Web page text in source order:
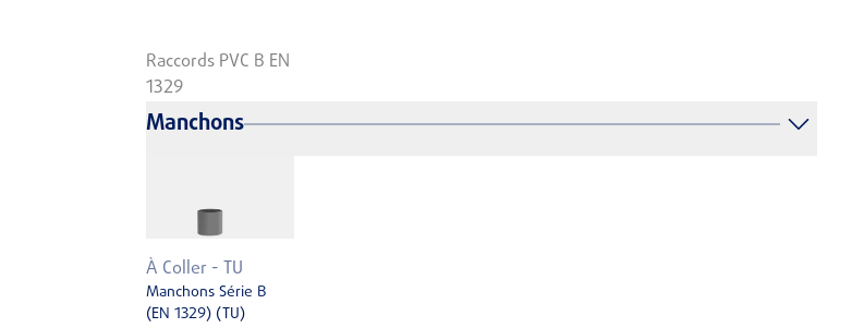
Raccords PVC B EN
1329
Manchons
À Coller - TU
Manchons Série B
(EN 1329) (TU)